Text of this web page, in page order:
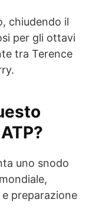
chiudendo il
per gli ottavi
tra Terence
uno snodo
e preparazione